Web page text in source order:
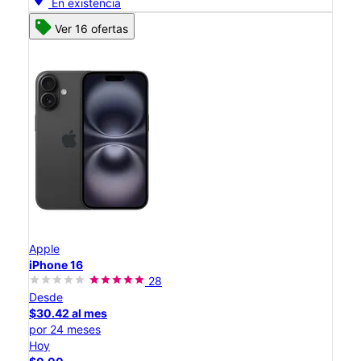
En existencia
Ver 16 ofertas
Apple
iPhone 16
28
Desde
$30.42 al mes
por 24 meses
Hoy